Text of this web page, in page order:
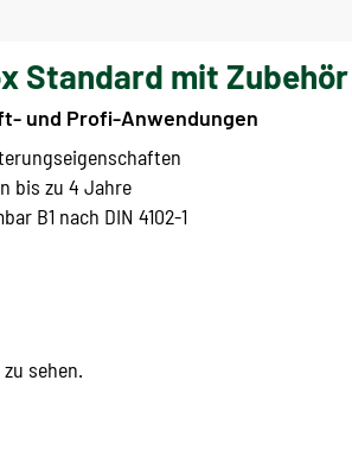
Standard mit Zubehör
und Profi-Anwendungen
bis zu 4 Jahre
B1 nach DIN 4102-1
sehen.